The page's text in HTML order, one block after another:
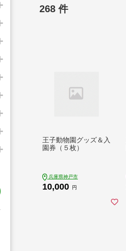
268 件
王子動物園グッズ＆入
園券（５枚）
兵庫県神戸市
10,000 円